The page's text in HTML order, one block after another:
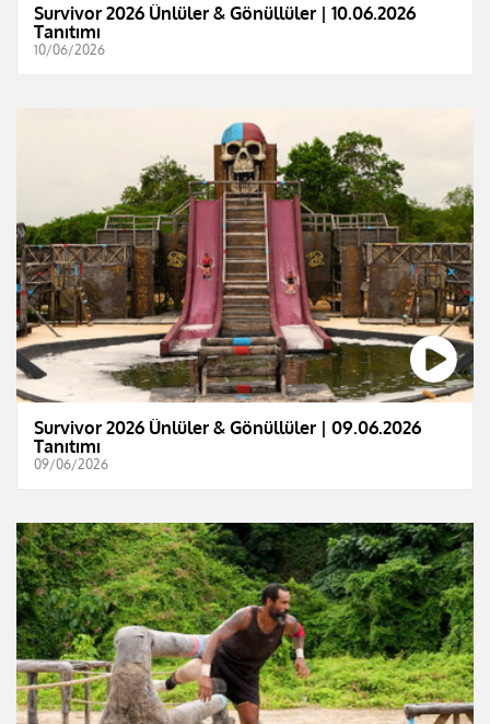
Survivor 2026 Ünlüler & Gönüllüler | 10.06.2026
Tanıtımı
10/06/2026
Survivor 2026 Ünlüler & Gönüllüler | 09.06.2026
Tanıtımı
09/06/2026